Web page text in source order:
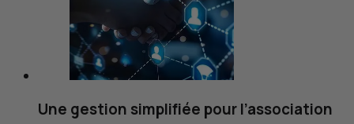
Une gestion simplifiée pour l’association